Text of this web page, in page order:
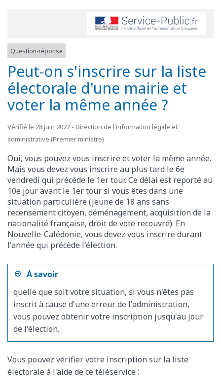
Question-réponse
Peut-on s'inscrire sur la liste
électorale d'une mairie et
voter la même année ?
Vérifié le 28 juin 2022 - Direction de l'information légale et
administrative (Premier ministre)
Oui, vous pouvez vous inscrire et voter la même année.
Mais vous devez vous inscrire au plus tard le 6e
vendredi qui précède le 1ertour. Ce délai est reporté au
10e jour avant le 1ertour si vous êtes dans une
situation particulière (jeune de 18 ans sans
recensement citoyen, déménagement, acquisition de la
nationalité française, droit de vote recouvré). En
Nouvelle-Calédonie, vous devez vous inscrire durant
l'année qui précède l'élection.
À savoir
quelle que soit votre situation, si vous n'êtes pas
inscrit à cause d'une erreur de l'administration,
vous pouvez obtenir votre inscription jusqu'au jour
de l'élection.
Vous pouvez vérifier votre inscription sur la liste
électorale à l'aide de ce téléservice :